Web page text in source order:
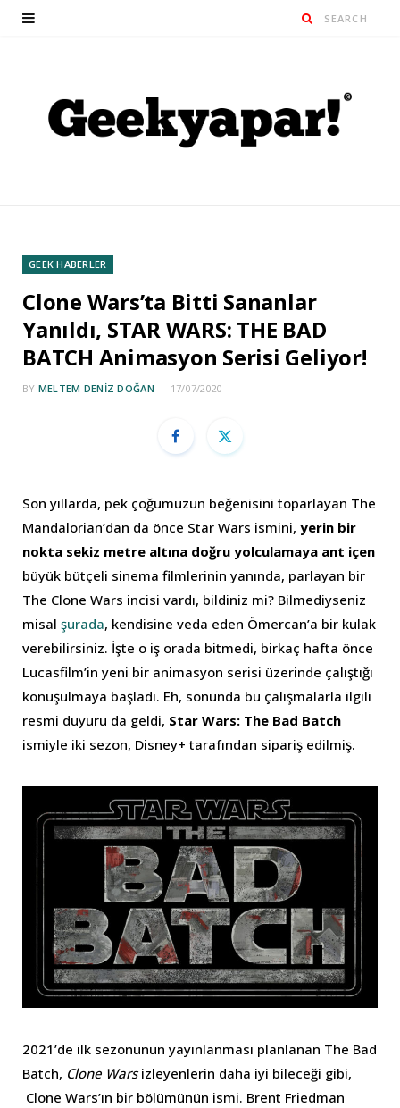
GEEK HABERLER
Clone Wars’ta Bitti Sananlar
Yanıldı, STAR WARS: THE BAD
BATCH Animasyon Serisi Geliyor!
BY MELTEM DENIZ DOĞAN 17/07/2020
Son yıllarda, pek çoğumuzun beğenisini toparlayan The
Mandalorian’dan da önce Star Wars ismini, yerin bir
nokta sekiz metre altına doğru yolculamaya ant içen
büyük bütçeli sinema filmlerinin yanında, parlayan bir
The Clone Wars incisi vardı, bildiniz mi? Bilmediyseniz
misal şurada, kendisine veda eden Ömercan’a bir kulak
verebilirsiniz. İşte o iş orada bitmedi, birkaç hafta önce
Lucasfilm’in yeni bir animasyon serisi üzerinde çalıştığı
konuşulmaya başladı. Eh, sonunda bu çalışmalarla ilgili
resmi duyuru da geldi, Star Wars: The Bad Batch
ismiyle iki sezon, Disney+ tarafından sipariş edilmiş.
2021’de ilk sezonunun yayınlanması planlanan The Bad
Batch, Clone Warsizleyenlerin daha iyi bileceği gibi,
Clone Wars’ın bir bölümünün ismi. Brent Friedman